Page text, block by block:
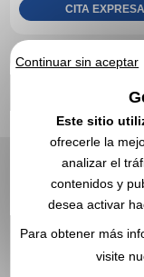
CITA EXPRESA
3,0 Réf. 00183V0126448
cóctel 25x25cm
Continuar sin aceptar
Este sitio
ofrecerle la
analizar el
contenidos y
desea activar
Para obtener más
visite